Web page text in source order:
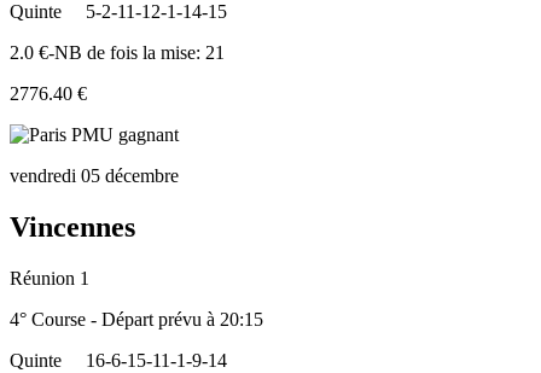
Quinte
5-2-11-12-1-14-15
2.0 €-NB de fois la mise: 21
2776.40 €
vendredi 05 décembre
Vincennes
Réunion 1
4° Course - Départ prévu à 20:15
Quinte
16-6-15-11-1-9-14